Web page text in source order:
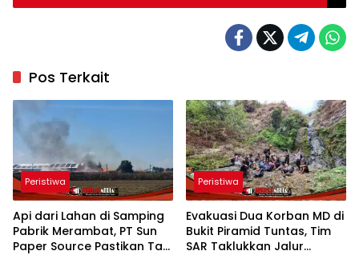
Pos Terkait
Peristiwa
Api dari Lahan di Samping
Pabrik Merambat, PT Sun
Paper Source Pastikan Tak
Peristiwa
Evakuasi Dua Korban MD di
Bukit Piramid Tuntas, Tim
SAR Taklukkan Jalur